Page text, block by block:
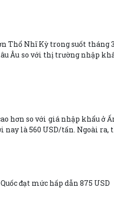
Thổ Nhĩ Kỳ trong suốt tháng
Âu so với thị trường nhập
hơn so với giá nhập khẩu ở
là 560 USD/tấn. Ngoài ra,
đạt mức hấp dẫn 875 USD